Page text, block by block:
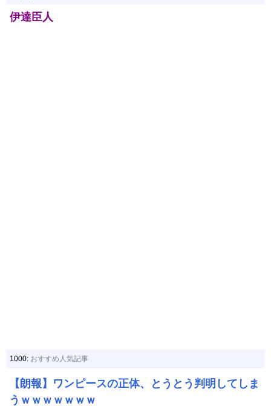
伊達臣人
1000: おすすめ人気記事
【朗報】ワンピースの正体、とうとう判明してしま
うｗｗｗｗｗｗｗ